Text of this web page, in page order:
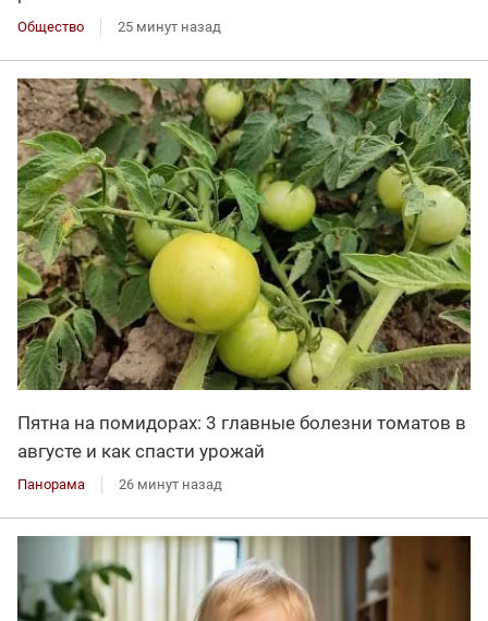
Общество 25 минут назад
Пятна на помидорах: 3 главные болезни томатов в
августе и как спасти урожай
Панорама 26 минут назад